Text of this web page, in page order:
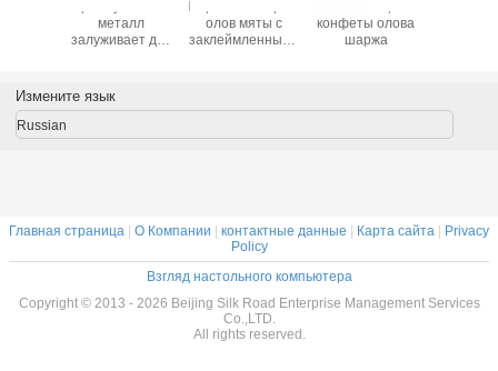
металл
залуживает для
на заказ олово
хранения с
олова конфеты
олов мяты с
заклеймленными
конфеты олова
конфеты олова
шаржа
Измените язык
Russian
Главная страница О Компании контактные данные Карта сайта
Privacy
Policy
Взгляд настольного компьютера
Copyright © 2013 - 2026 Beijing Silk Road Enterprise Management Services
Co.,LTD.
All rights reserved.